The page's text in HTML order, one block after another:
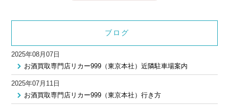
ブログ
2025年08月07日
お酒買取専門店リカー999（東京本社）近隣駐車場案内
2025年07月11日
お酒買取専門店リカー999（東京本社）行き方